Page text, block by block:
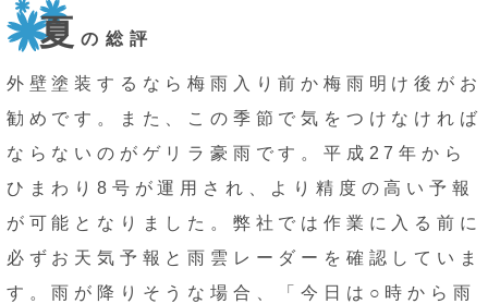
夏の総評
外壁塗装するなら梅雨入り前か梅雨明け後がお
勧めです。また、この季節で気をつけなければ
ならないのがゲリラ豪雨です。平成27年から
ひまわり8号が運用され、より精度の高い予報
が可能となりました。弊社では作業に入る前に
必ずお天気予報と雨雲レーダーを確認していま
す。雨が降りそうな場合、「今日は○時から雨